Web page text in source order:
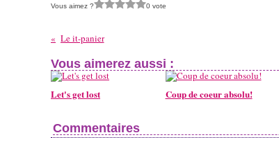
Vous aimez ? 0 vote
Le it-panier
Vous aimerez aussi :
Let's get lost Coup de coeur absolu!
Commentaires